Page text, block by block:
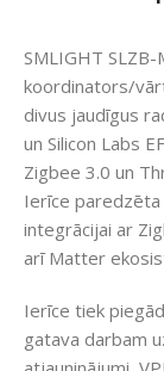
SMLIGHT
koordinators/
divus jaudīgus
un Silicon Labs
Zigbee 3.0 un
Ierīce paredzēta
integrācijai ar
arī Matter
Ierīce tiek
gatava darbam